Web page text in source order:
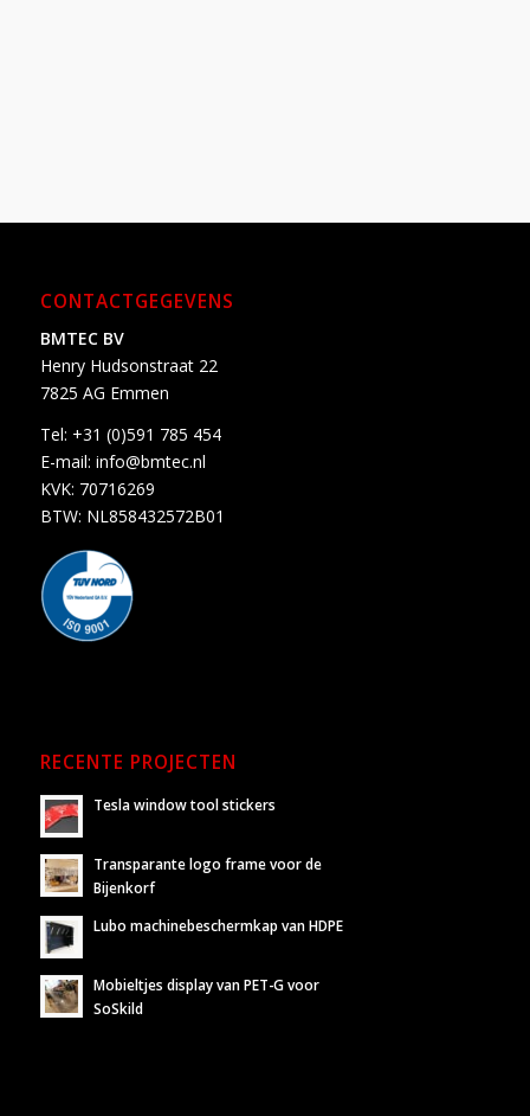
CONTACTGEGEVENS
BMTEC BV
Henry Hudsonstraat 22
7825 AG Emmen
Tel: +31 (0)591 785 454
E-mail: info@bmtec.nl
KVK: 70716269
BTW: NL858432572B01
RECENTE PROJECTEN
Tesla window tool stickers
Transparante logo frame voor de
Bijenkorf
Lubo machinebeschermkap van HDPE
Mobieltjes display van PET-G voor
SoSkild